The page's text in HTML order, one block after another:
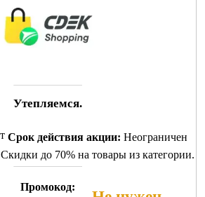
Утепляемся.
Срок действия акции: Неограничен
Скидки до 70% на товары из категории.
Промокод: